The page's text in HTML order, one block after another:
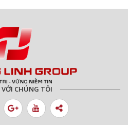
công nghiệp và cách phân
đích sử dụng chuẩn nhất
VỚI CHÚNG TÔI